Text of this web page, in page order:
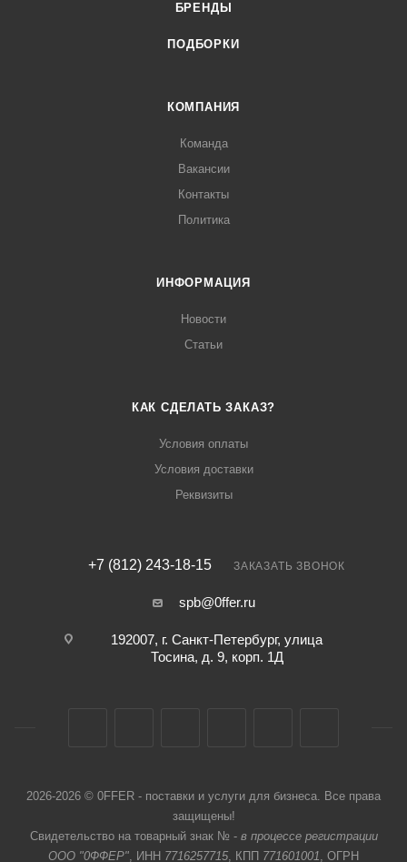
БРЕНДЫ
ПОДБОРКИ
КОМПАНИЯ
Команда
Вакансии
Контакты
Политика
ИНФОРМАЦИЯ
Новости
Статьи
КАК СДЕЛАТЬ ЗАКАЗ?
Условия оплаты
Условия доставки
Реквизиты
+7 (812) 243-18-15 ЗАКАЗАТЬ ЗВОНОК
spb@0ffer.ru
192007, г. Санкт-Петербург, улица
Тосина, д. 9, корп. 1Д
2026-2026 © 0FFER - поставки и услуги для бизнеса. Все права
защищены!
Свидетельство на товарный знак № - в процессе регистрации
ООО "0ФФЕР", ИНН 7716257715, КПП 771601001, ОГРН